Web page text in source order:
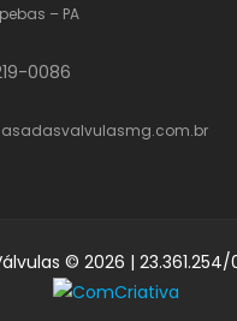
– PA
0086
© 2026 | 23.361.254/